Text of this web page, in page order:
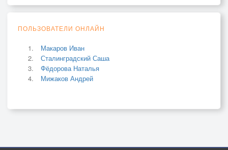
ПОЛЬЗОВАТЕЛИ ОНЛАЙН
Макаров Иван
Сталинградский Саша
Фёдорова Наталья
Мижаков Андрей